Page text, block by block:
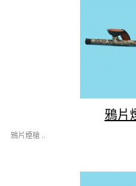
鴉片
鴉片煙槍 ..